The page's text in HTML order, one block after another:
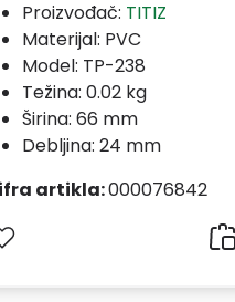
Proizvođač: TITIZ
Materijal: PVC
Model: TP-238
Težina: 0.02 kg
Širina: 66 mm
Debljina: 24 mm
artikla:000076842